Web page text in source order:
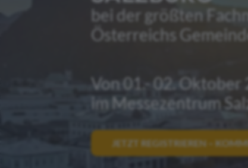
bei der größten
Österreichs
Von 01.- 02. Oktober
im Messezentrum
JETZT REGISTRIEREN –